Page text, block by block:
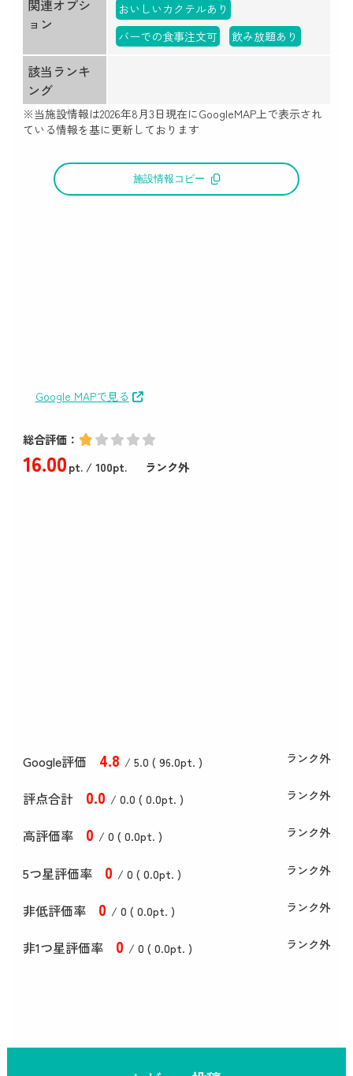
関連オプシ
ョン
おいしいカクテルあり
バーでの食事注文可
飲み放題あり
該当ランキ
ング
※当施設情報は2026年8月3日現在にGoogleMAP上で表示され
ている情報を基に更新しております
施設情報コピー
Google MAPで見る
総合評価：
16.00pt./ 100pt. ランク外
Google評価 4.8 / 5.0 ( 96.0pt. ) ランク外
評点合計 0.0 / 0.0 ( 0.0pt. ) ランク外
高評価率 0 / 0 ( 0.0pt. ) ランク外
5つ星評価率 0 / 0 ( 0.0pt. ) ランク外
非低評価率 0 / 0 ( 0.0pt. ) ランク外
非1つ星評価率 0 / 0 ( 0.0pt. ) ランク外